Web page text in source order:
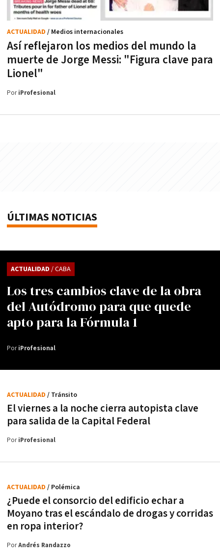
Así reflejaron los medios del mundo la
muerte de Jorge Messi: "Figura clave para
Lionel"
ACTUALIDAD / Medios internacionales
PoriProfesional
ÚLTIMAS NOTICIAS
Los tres cambios clave de la obra
del Autódromo para que quede
apto para la Fórmula 1
ACTUALIDAD / CABA
PoriProfesional
El viernes a la noche cierra autopista clave
para salida de la Capital Federal
ACTUALIDAD / Tránsito
PoriProfesional
¿Puede el consorcio del edificio echar a
Moyano tras el escándalo de drogas y corridas
en ropa interior?
ACTUALIDAD / Polémica
PorAndrés Randazzo